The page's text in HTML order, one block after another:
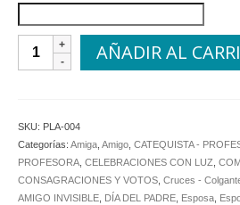
de
AÑADIR AL
SKU: PLA-004
Categorías: Amiga Amigo CATEQUISTA -
PROFESORA CELEBRACIONES CON LUZ
CONSAGRACIONES Y VOTOS Cruces -
AMIGO INVISIBLE DÍA DEL PADRE Esposa